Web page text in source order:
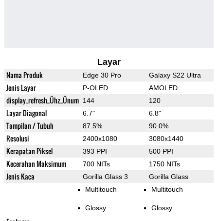
Layar
Nama Produk Edge 30 Pro Galaxy S22 Ultra
Jenis Layar P-OLED AMOLED
display_refresh_Ühz_Ünum 144 120
Layar Diagonal 6.7" 6.8"
Tampilan / Tubuh 87.5% 90.0%
Resolusi 2400x1080 3080x1440
Kerapatan Piksel 393 PPI 500 PPI
Kecerahan Maksimum 700 NITs 1750 NITs
Jenis Kaca Gorilla Glass 3 Gorilla Glass
Multitouch
Glossy
Multitouch
Glossy